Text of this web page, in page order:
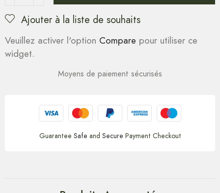
Ajouter à la liste de souhaits
Veuillez activer l'option Compare pour utiliser ce
widget.
Moyens de paiement sécurisés
Guarantee Safe and Secure Payment Checkout